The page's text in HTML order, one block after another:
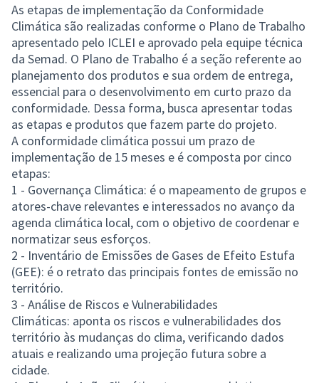
As etapas de implementação da Conformidade
Climática são realizadas conforme o Plano de Trabalho
apresentado pelo ICLEI e aprovado pela equipe técnica
da Semad. O Plano de Trabalho é a seção referente ao
planejamento dos produtos e sua ordem de entrega,
essencial para o desenvolvimento em curto prazo da
conformidade. Dessa forma, busca apresentar todas
as etapas e produtos que fazem parte do projeto.
A conformidade climática possui um prazo de
implementação de 15 meses e é composta por cinco
etapas:
1 - Governança Climática: é o mapeamento de grupos e
atores-chave relevantes e interessados no avanço da
agenda climática local, com o objetivo de coordenar e
normatizar seus esforços.
2 - Inventário de Emissões de Gases de Efeito Estufa
(GEE): é o retrato das principais fontes de emissão no
território.
3 - Análise de Riscos e Vulnerabilidades
Climáticas: aponta os riscos e vulnerabilidades dos
território às mudanças do clima, verificando dados
atuais e realizando uma projeção futura sobre a
cidade.